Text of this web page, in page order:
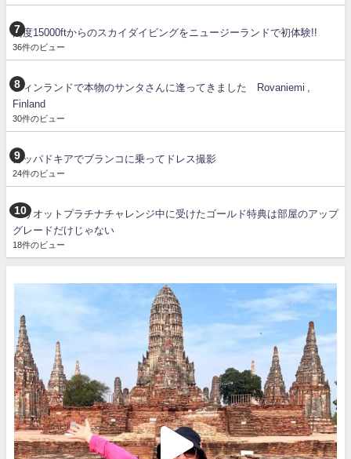
高度15000ftからのスカイダイビングをニュージーランドで初体験!!
36件のビュー
フィンランドで本物のサンタさんに逢ってきました Rovaniemi ,
Finland
30件のビュー
カッパドキアでブランコに乗ってドレス撮影
24件のビュー
マリオットプラチナチャレンジ中に受けたゴールド特典は部屋のアップ
グレードだけじゃない
18件のビュー